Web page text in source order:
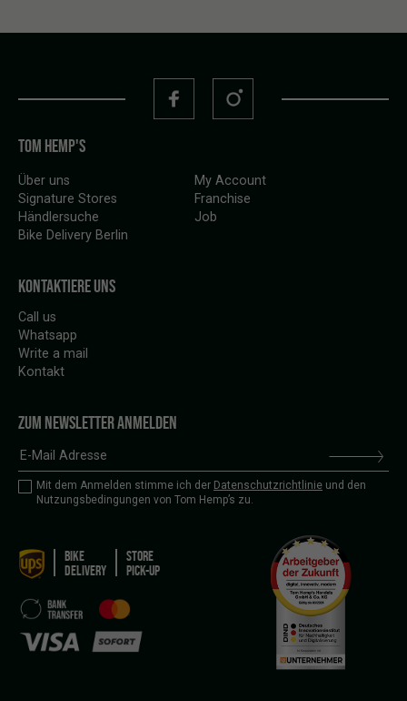
TOM HEMP'S
Über uns
Signature Stores
Händlersuche
Bike Delivery Berlin
My Account
Franchise
Job
KONTAKTIERE UNS
Call us
Whatsapp
Write a mail
Kontakt
ZUM NEWSLETTER ANMELDEN
Mit dem Anmelden stimme ich der Datenschutzrichtlinie und den
Nutzungsbedingungen von Tom Hemp’s zu.
BIKE
DELIVERY
STORE
PICK-UP